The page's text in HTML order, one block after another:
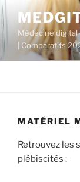
Aller
au
contenu
principal
Médecine digital
| Comparatifs
MATÉRIEL
Retrouvez les
plébiscités :